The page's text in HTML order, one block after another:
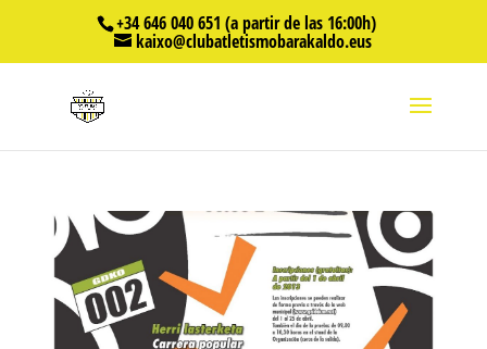
+34 646 040 651 (a partir de las 16:00h)
kaixo@clubatletismobarakaldo.eus